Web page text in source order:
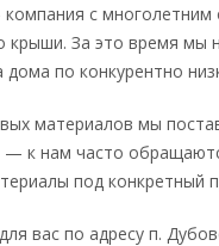
компания с
крыши. За это время мы
дома по конкурентно
материалов мы
к нам часто
под конкретный
вас по адресу п.